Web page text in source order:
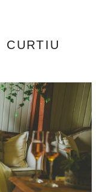
CURTIU